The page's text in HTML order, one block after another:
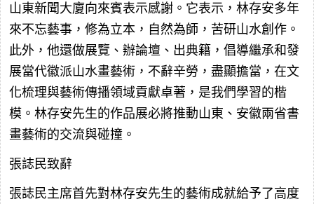
山東新聞大廈向來賓表示感謝。它表示，林存安多年
來不忘藝事，修為立本，自然為師，苦研山水創作。
此外，他還做展覽、辦論壇、出典籍，倡導繼承和發
展當代徽派山水畫藝術，不辭辛勞，盡顯擔當，在文
化梳理與藝術傳播領域貢獻卓著，是我們學習的楷
模。林存安先生的作品展必將推動山東、安徽兩省書
畫藝術的交流與碰撞。
張誌民致辭
張誌民主席首先對林存安先生的藝術成就給予了高度